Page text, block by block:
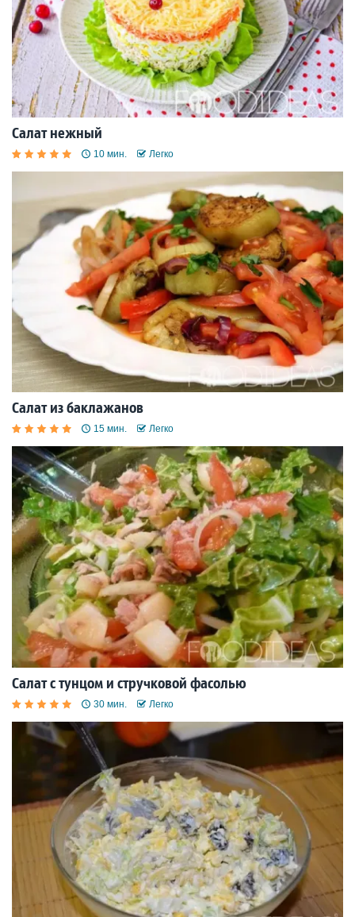
Салат нежный
10 мин. Легко
Салат из баклажанов
15 мин. Легко
Салат с тунцом и стручковой фасолью
30 мин. Легко